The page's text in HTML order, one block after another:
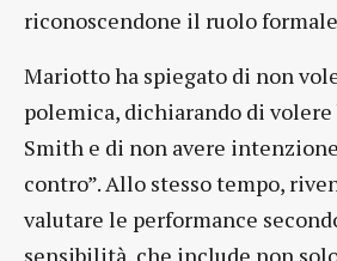
riconoscendone il ruolo
Mariotto ha spiegato di non
polemica, dichiarando di volere
Smith e di non avere
contro”. Allo stesso tempo,
valutare le performance
sensibilità, che include non